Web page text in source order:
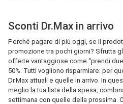
Sconti Dr.Max in arrivo
Perché pagare di più oggi, se il
promozione tra pochi giorni? Sfrutta
offerte vantaggiose come “prendi
50%. Tutti vogliono risparmiare: per
Dr.Max attuali e quelle in arrivo. In
meglio la tua lista della spesa,
settimana con quelle della prossima.